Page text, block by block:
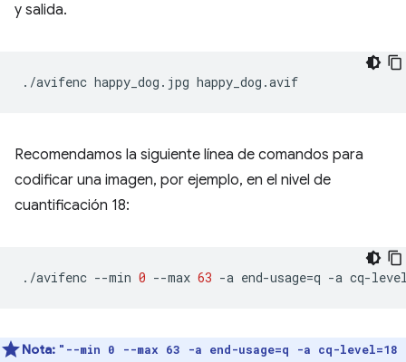
y salida.
./avifenc happy_dog.jpg
Recomendamos la siguiente línea de comandos para
codificar una imagen, por ejemplo, en el nivel de
cuantificación 18:
./avifenc --min 0 --max 63 -a end-usage=q -a cq-
Nota: "--min 0 --max 63 -a end-usage=q -a cq-level=18